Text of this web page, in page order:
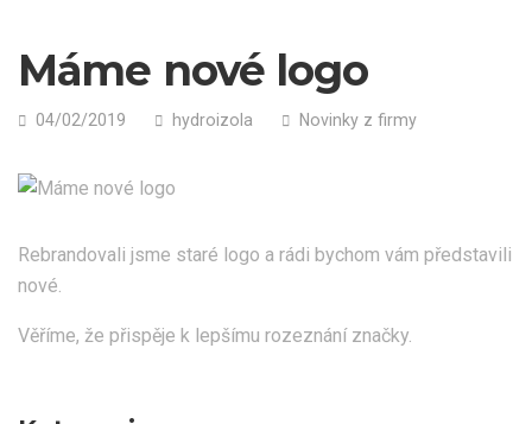
Máme nové logo
04/02/2019 hydroizola Novinky z firmy
Rebrandovali jsme staré logo a rádi bychom vám představili
nové.
Věříme, že přispěje k lepšímu rozeznání značky.